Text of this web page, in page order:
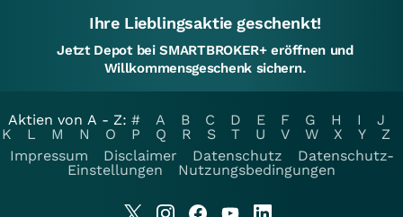
Ihre Lieblingsaktie geschenkt!
Jetzt Depot bei SMARTBROKER+ eröffnen und
Willkommensgeschenk sichern.
Aktien von A - Z: # A B C D E F G H I
J
K
L M N O P Q R S T U V W X Y
Z
Impressum
Disclaimer Datenschutz
Datenschutz-
Einstellungen
Nutzungsbedingungen